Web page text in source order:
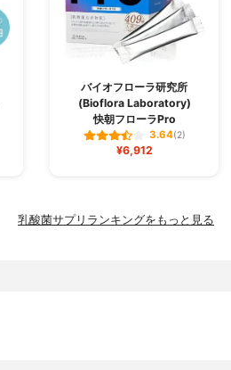
バイオフローラ研究所
(Bioflora Laboratory)
快朝フローラPro
3.64(2)
¥6,912
乳酸菌サプリランキングをもっと見る